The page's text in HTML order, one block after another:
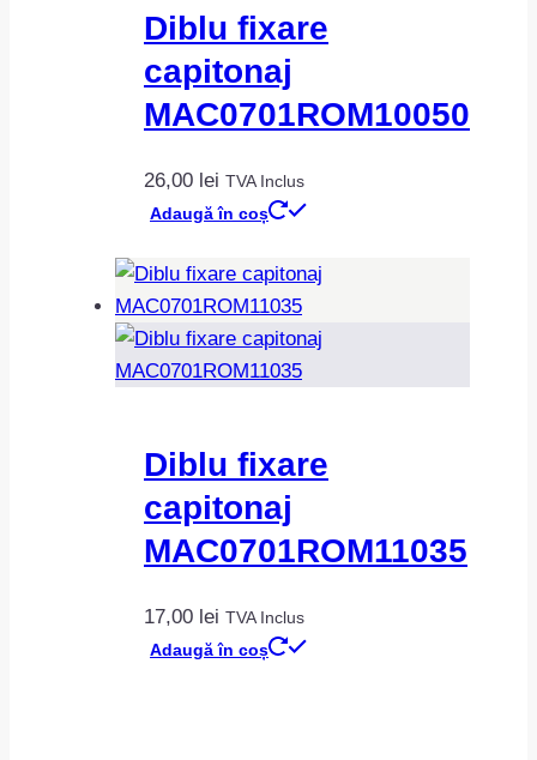
Diblu fixare
capitonaj
MAC0701ROM10050
26,00 lei TVA Inclus
Adaugă în coș
Diblu fixare
capitonaj
MAC0701ROM11035
17,00 lei TVA Inclus
Adaugă în coș